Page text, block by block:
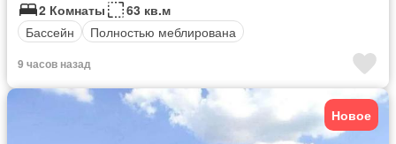
2 Комнаты
63 кв.м
Бассейн
Полностью меблирована
9 часов назад
Новое